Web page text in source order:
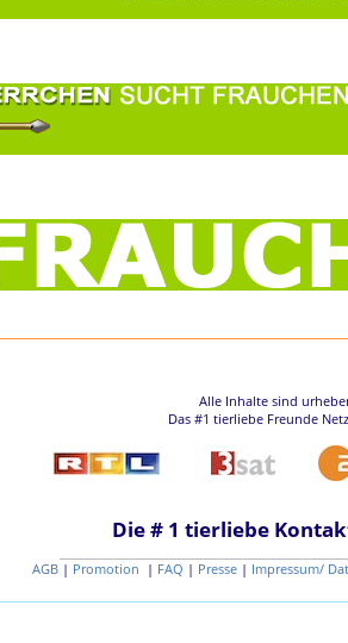
Alle Inhalte sind
Das #1 tierliebe Freunde
Die # 1 tierliebe
AGB | Promotion | FAQ | Presse | Impressum/